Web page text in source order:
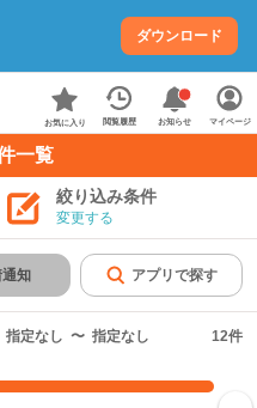
ダウンロード
お気に入り 閲覧履歴 お知らせ マイページ
一覧
絞り込み条件
変更する
知 アプリで探す
指定なし 〜 指定なし 12件